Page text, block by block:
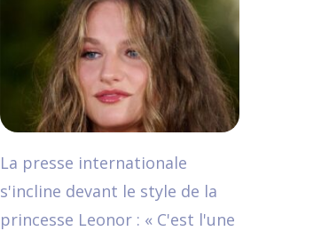
La presse internationale
s'incline devant le style de la
princesse Leonor : « C'est l'une